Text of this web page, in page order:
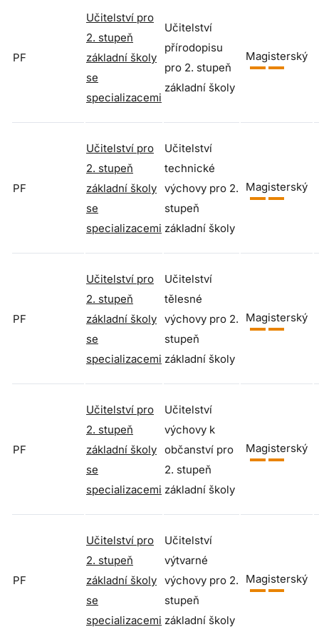
PF
Učitelství pro
2. stupeň
základní školy
se
specializacemi
Učitelství
přírodopisu
pro 2. stupeň
základní školy
Magisterský
PF
Učitelství pro
2. stupeň
základní školy
se
specializacemi
Učitelství
technické
výchovy pro 2.
stupeň
základní školy
Magisterský
PF
Učitelství pro
2. stupeň
základní školy
se
specializacemi
Učitelství
tělesné
výchovy pro 2.
stupeň
základní školy
Magisterský
PF
Učitelství pro
2. stupeň
základní školy
se
specializacemi
Učitelství
výchovy k
občanství pro
2. stupeň
základní školy
Magisterský
PF
Učitelství pro
2. stupeň
základní školy
se
specializacemi
Učitelství
výtvarné
výchovy pro 2.
stupeň
základní školy
Magisterský